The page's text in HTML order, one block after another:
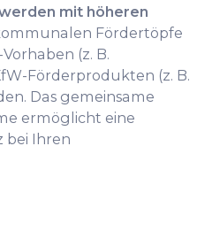
mit höheren
Fördertöpfe
(z. B.
Förderprodukten (z. B.
Das gemeinsame
ermöglicht eine
bei Ihren